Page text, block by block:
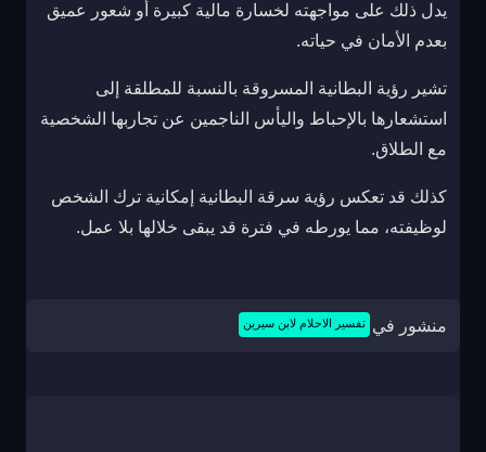
يدل ذلك على مواجهته لخسارة مالية كبيرة أو شعور عميق
بعدم الأمان في حياته.
تشير رؤية البطانية المسروقة بالنسبة للمطلقة إلى
استشعارها بالإحباط واليأس الناجمين عن تجاربها الشخصية
مع الطلاق.
كذلك قد تعكس رؤية سرقة البطانية إمكانية ترك الشخص
لوظيفته، مما يورطه في فترة قد يبقى خلالها بلا عمل.
منشور في تفسير الاحلام لابن سيرين